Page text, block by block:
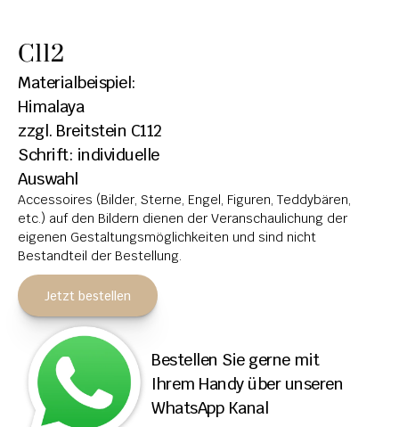
KOLUMBARIEN
BREITSTEINE
LIEGESTEINE
URNENANLAGEN
LEUCHTGRABMALE
ACCESSOIRES
KONTAKT
ADRESSEN NIEDERLASSUNGEN
ÖFFNUNGSZEITEN
IMPRESSUM
ÜBER LITHOS
C112
Materialbeispiel:
Himalaya
zzgl. Breitstein C112
Schrift: individuelle
Auswahl
Accessoires (Bilder, Sterne, Engel, Figuren, Teddybären,
etc.) auf den Bildern dienen der Veranschaulichung der
eigenen Gestaltungsmöglichkeiten und sind nicht
Bestandteil der Bestellung.
Jetzt bestellen
Bestellen Sie gerne mit
Ihrem Handy über unseren
WhatsApp Kanal